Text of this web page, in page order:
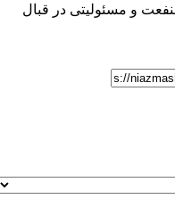
و مسئولیتی در قبال